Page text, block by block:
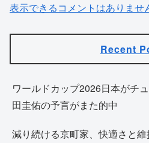
表示できるコメントはありませ
Recent
ワールドカップ2026日本がチ
田圭佑の予言がまた的中
減り続ける京町家、快適さと